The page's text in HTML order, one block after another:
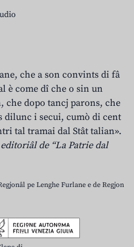
che a son convints di fâ
è come dî che o sin un
che dopo tancj parons, che
dilunc i secui, cumò di cent
tal tramai dal Stât talian».
de “La Patrie dal
pe Lenghe Furlane e de Regjon